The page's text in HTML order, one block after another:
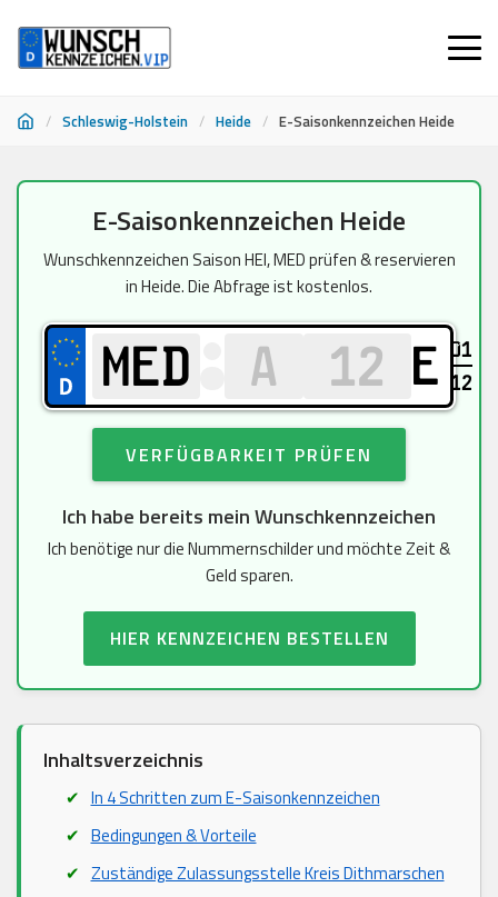
/ Schleswig-Holstein / Heide / E-Saisonkennzeichen Heide
springen
E-Saisonkennzeichen Heide
Wunschkennzeichen Saison HEI, MED prüfen & reservieren
in Heide. Die Abfrage ist kostenlos.
E
01
12
VERFÜGBARKEIT PRÜFEN
Ich habe bereits mein Wunschkennzeichen
Ich benötige nur die Nummernschilder und möchte Zeit &
Geld sparen.
HIER KENNZEICHEN BESTELLEN
Inhaltsverzeichnis
In 4 Schritten zum E-Saisonkennzeichen
Bedingungen & Vorteile
Zuständige Zulassungsstelle Kreis Dithmarschen